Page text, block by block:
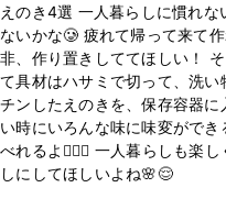
えのき4選 一人暮らしに慣れ
ないかな🥲 疲れて帰って来て
非、作り置きしててほしい！
て具材はハサミで切って、洗
チンしたえのきを、保存容器
い時にいろんな味に味変がで
べれるよ✌🏻🤤 一人暮らしも楽
しにしてほしいよね🌸😌